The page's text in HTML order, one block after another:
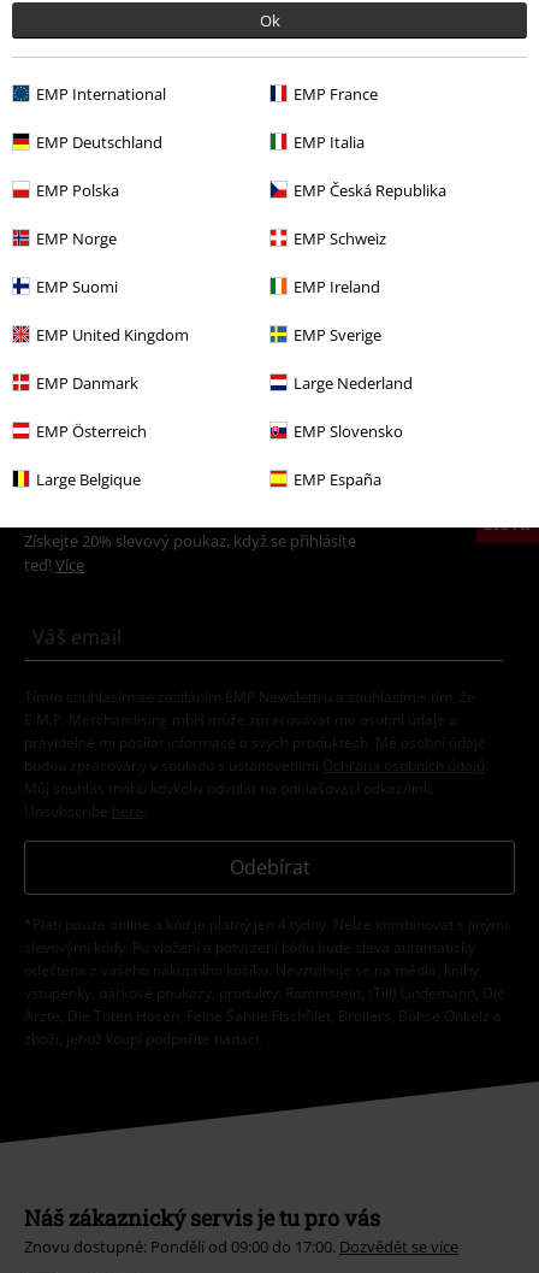
Ok
EMP International EMP France
EMP Deutschland EMP Italia
EMP Polska EMP Česká Republika
EMP Norge EMP Schweiz
EMP Suomi EMP Ireland
EMP United Kingdom EMP Sverige
EMP Danmark Large Nederland
EMP Österreich EMP Slovensko
Large Belgique EMP España
More categories. More options.
Výprodej % Média
Merch kapel Powerwolf Média
Merch kapel Média CD
Merch kapel Žánr
Sleva
Získejte 20% slevový poukaz, když se přihlásíte
teď! Více
Tímto souhlasím se zasíláním EMP Newslettru a souhlasím s tím, že
E.M.P. Merchandising mbH může zpracovávat mé osobní údaje a
pravidelně mi posílat informace o svých produktech. Mé osobní údaje
budou zpracovány v souladu s ustanoveními
Ochrana osobních údajů
Můj souhlas mohu kdykoliv odvolat na odhlašovací odkaz/link.
Unsubscribe here
Odebírat
*Platí pouze online a kód je platný jen 4 týdny. Nelze kombinovat s jinými
slevovými kódy. Po vložení a potvrzení kódu bude sleva automaticky
odečtena z vašeho nákupního košíku. Nevztahuje se na média, knihy,
vstupenky, dárkové poukazy, produkty: Rammstein, (Till) Lindemann, Die
Ärzte, Die Toten Hosen, Feine Sahne Fischfilet, Broilers, Böhse Onkelz a
zboží, jehož koupí podpoříte nadaci.
Náš zákaznický servis je tu pro vás
Znovu dostupné: Pondělí od 09:00 do 17:00. Dozvědět se více